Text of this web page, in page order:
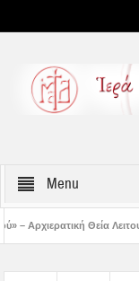
Menu
στα Καλά Νερά